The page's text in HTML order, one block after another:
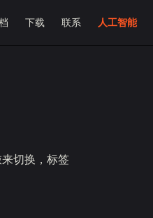
下载 联系 人工智能
切换，标签